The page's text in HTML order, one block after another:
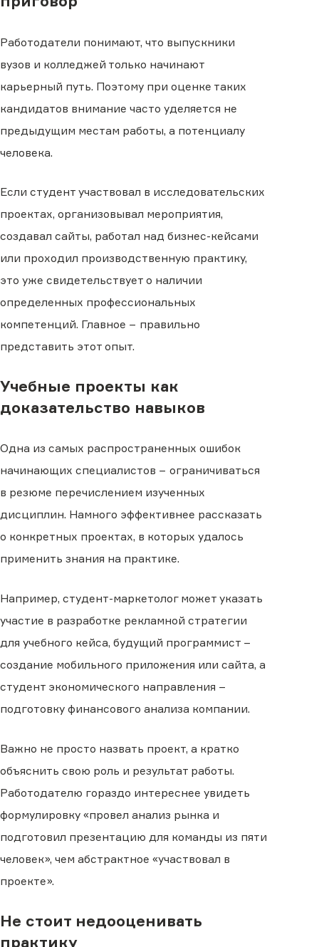
Работодатели понимают, что выпускники
вузов и колледжей только начинают
карьерный путь. Поэтому при оценке таких
кандидатов внимание часто уделяется не
предыдущим местам работы, а потенциалу
человека.
Если студент участвовал в исследовательских
проектах, организовывал мероприятия,
создавал сайты, работал над бизнес-кейсами
или проходил производственную практику,
это уже свидетельствует о наличии
определенных профессиональных
компетенций. Главное − правильно
представить этот опыт.
Учебные проекты как
доказательство навыков
Одна из самых распространенных ошибок
начинающих специалистов − ограничиваться
в резюме перечислением изученных
дисциплин. Намного эффективнее рассказать
о конкретных проектах, в которых удалось
применить знания на практике.
Например, студент-маркетолог может указать
участие в разработке рекламной стратегии
для учебного кейса, будущий программист −
создание мобильного приложения или сайта, а
студент экономического направления −
подготовку финансового анализа компании.
Важно не просто назвать проект, а кратко
объяснить свою роль и результат работы.
Работодателю гораздо интереснее увидеть
формулировку «провел анализ рынка и
подготовил презентацию для команды из пяти
человек», чем абстрактное «участвовал в
проекте».
Не стоит недооценивать
практику